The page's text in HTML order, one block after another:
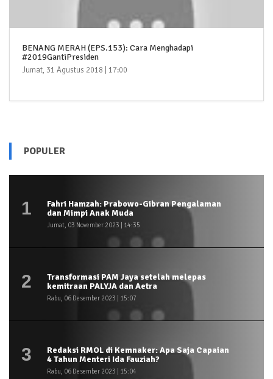
BENANG MERAH (EPS.153): Cara Menghadapi
#2019GantiPresiden
Jumat, 31 Agustus 2018 | 17:00
POPULER
1
Fahri Hamzah: Prabowo-Gibran Pengalaman
dan Mimpi Anak Muda
Jumat, 03 November 2023 | 14:35
2
Transformasi PAM Jaya setelah melepas
kemitraan PALYJA dan Aetra
Rabu, 06 Desember 2023 | 15:07
3
Redaksi RMOL di Kemnaker: Apa Saja Capaian
4 Tahun Menteri Ida Fauziah?
Rabu, 06 Desember 2023 | 15:04